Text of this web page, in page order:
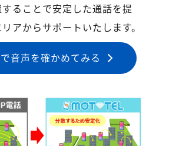
ることで安定した通話を提
アからサポートいたします。
音声を確かめてみる